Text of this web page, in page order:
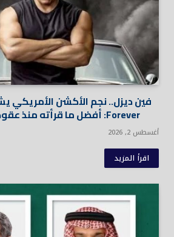
Forever: أفضل ما قرأته منذ عقود وما زلت أبكي
أغسطس 2, 2026
اقرأ المزيد